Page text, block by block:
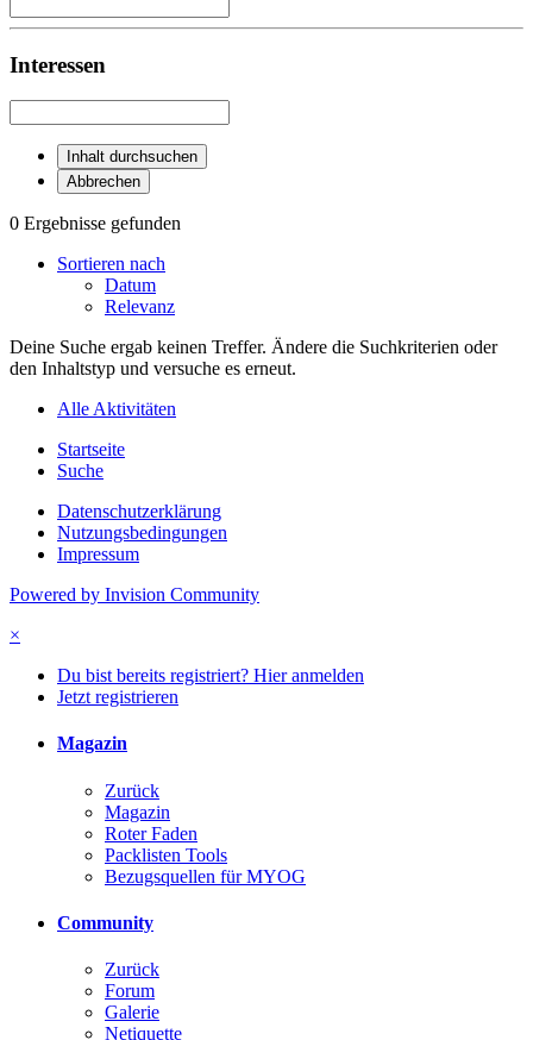
Interessen
Inhalt durchsuchen
Abbrechen
0 Ergebnisse gefunden
Sortieren nach
Datum
Relevanz
Deine Suche ergab keinen Treffer. Ändere die Suchkriterien oder
den Inhaltstyp und versuche es erneut.
Alle Aktivitäten
Startseite
Suche
Datenschutzerklärung
Nutzungsbedingungen
Impressum
Powered by Invision Community
×
Du bist bereits registriert? Hier anmelden
Jetzt registrieren
Magazin
Zurück
Magazin
Roter Faden
Packlisten Tools
Bezugsquellen für MYOG
Community
Zurück
Forum
Galerie
Netiquette